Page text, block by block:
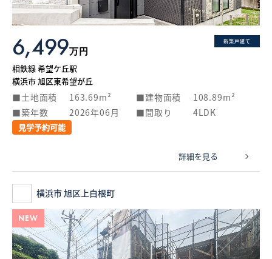
新築戸建て
6,499万円
相鉄線 希望ケ丘駅
横浜市 旭区東希望が丘
土地面積 163.69m² 建物面積
108.89m²
築年数
2026年06月 間取り 4LDK
見学予約可能
詳細を見る
横浜市 旭区上白根町
NEW